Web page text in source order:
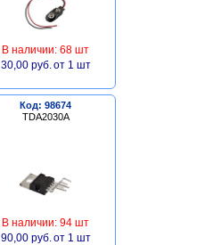
В наличии: 68 шт
30,00 руб. от 1 шт
Код: 98674
TDA2030A
В наличии: 94 шт
90,00 руб. от 1 шт